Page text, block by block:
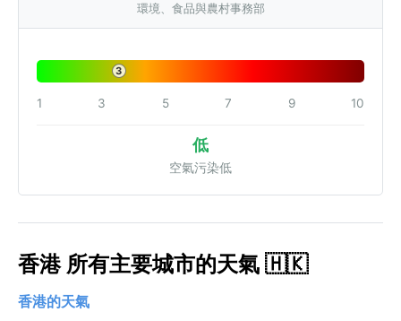
環境、食品與農村事務部
3
1 3 5 7 9 10
低
空氣污染低
香港 所有主要城市的天氣 🇭🇰
香港的天氣